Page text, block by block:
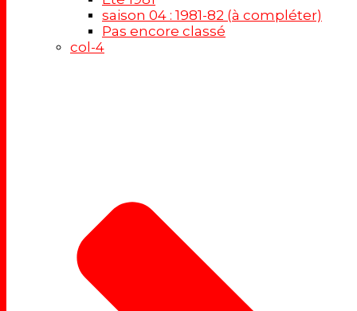
saison 04 : 1981-82 (à compléter)
Pas encore classé
col-4